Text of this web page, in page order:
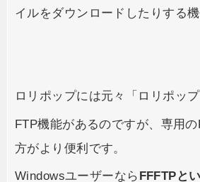
イルをダウンロードしたりする機
ロリポップには元々「ロリポップ
FTP機能があるのですが、専用
方がより便利です。
Windowsユーザーなら FFFTPと